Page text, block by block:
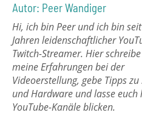
Autor: Peer Wandiger
Hi, ich bin Peer und ich bin
Jahren leidenschaftlicher
Twitch-Streamer. Hier
meine Erfahrungen bei der
Videoerstellung, gebe Tipps
und Hardware und lasse
YouTube-Kanäle blicken.